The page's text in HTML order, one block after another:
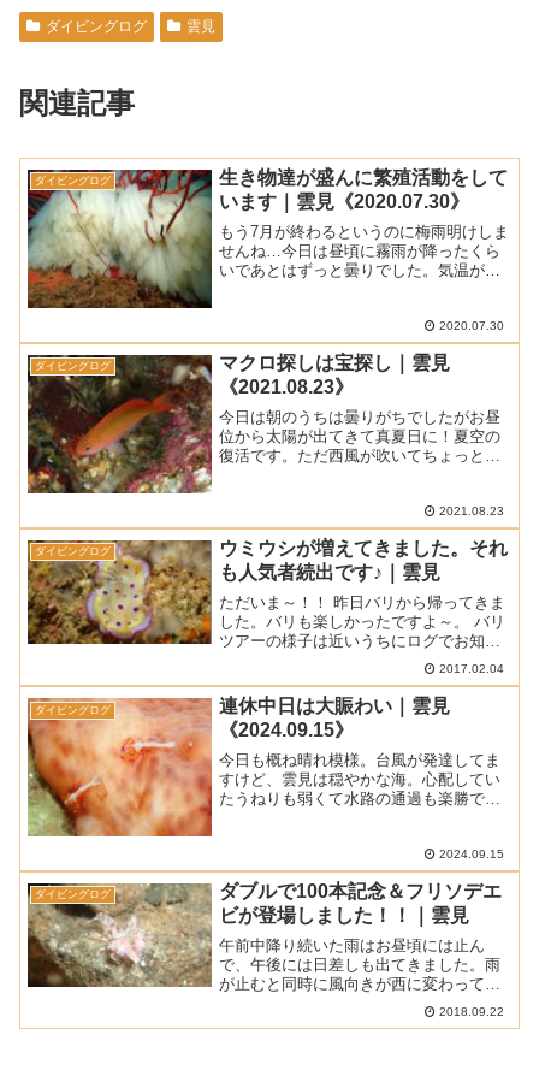
ダイビングログ 雲見
関連記事
ダイビングログ
生き物達が盛んに繁殖活動をして
います｜雲見《2020.07.30》
もう7月が終わるというのに梅雨明けしま
せんね…今日は昼頃に霧雨が降ったくら
いであとはずっと曇りでした。気温が上
ほとんど吹いていないので海はベタ凪で
したよ。■ 天気 ： ...
2020.07.30
ダイビングログ
マクロ探しは宝探し｜雲見
《2021.08.23》
今日は朝のうちは曇りがちでしたがお昼
位から太陽が出てきて真夏日に！夏空の
復活です。ただ西風が吹いてちょっと波
晴れ ■ 気 温 ： 30.1℃ (松崎町アメダスに
よ...
2021.08.23
ダイビングログ
ウミウシが増えてきました。それ
も人気者続出です♪｜雲見
ただいま～！！ 昨日バリから帰ってきま
した。バリも楽しかったですよ～。 バリ
ツアーの様子は近いうちにログでお知ら
せしますので、ちょっとだけ待ってくだ
さいね。 今日からまたガンガン雲見を潜
っていきますので宜しくお願いしま
す！！ ■ 天気 ： ...
2017.02.04
ダイビングログ
連休中日は大賑わい｜雲見
《2024.09.15》
今日も概ね晴れ模様。台風が発達してま
すけど、雲見は穏やかな海。心配してい
たうねりも弱くて水路の通過も楽勝でし
高気温)■ 水 温 ： 26～30℃■ 透視
度 ...
2024.09.15
ダイビングログ
ダブルで100本記念＆フリソデエ
ビが登場しました！！｜雲見
午前中降り続いた雨はお昼頃には止ん
で、午後には日差しも出てきました。雨
が止むと同時に風向きが西に変わって水
面はちょっと波が立ってきました。でも
ダイビングには影響がなくて無事に楽し
2018.09.22